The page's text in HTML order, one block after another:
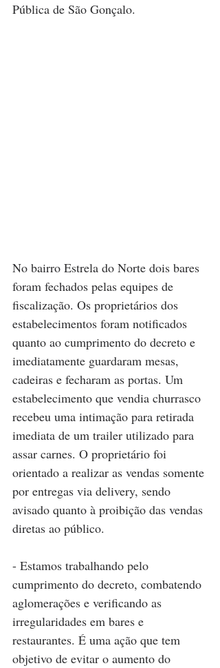
Pública de São Gonçalo.
No bairro Estrela do Norte dois bares
foram fechados pelas equipes de
fiscalização. Os proprietários dos
estabelecimentos foram notificados
quanto ao cumprimento do decreto e
imediatamente guardaram mesas,
cadeiras e fecharam as portas. Um
estabelecimento que vendia churrasco
recebeu uma intimação para retirada
imediata de um trailer utilizado para
assar carnes. O proprietário foi
orientado a realizar as vendas somente
por entregas via delivery, sendo
avisado quanto à proibição das vendas
diretas ao público.
- Estamos trabalhando pelo
cumprimento do decreto, combatendo
aglomerações e verificando as
irregularidades em bares e
restaurantes. É uma ação que tem
objetivo de evitar o aumento do